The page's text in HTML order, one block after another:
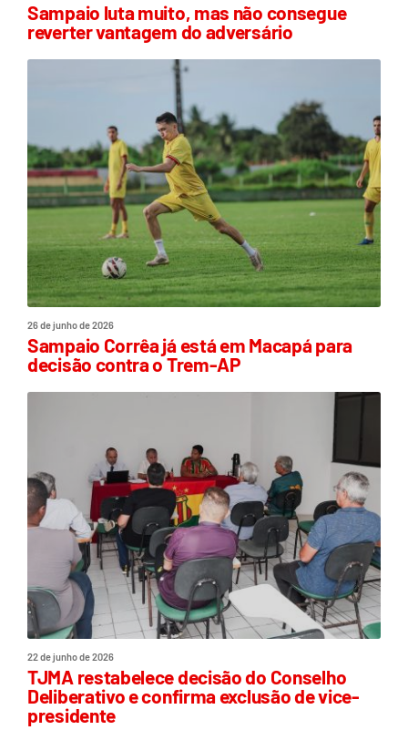
Sampaio luta muito, mas não consegue
reverter vantagem do adversário
26 de junho de 2026
Sampaio Corrêa já está em Macapá para
decisão contra o Trem-AP
22 de junho de 2026
TJMA restabelece decisão do Conselho
Deliberativo e confirma exclusão de vice-
presidente